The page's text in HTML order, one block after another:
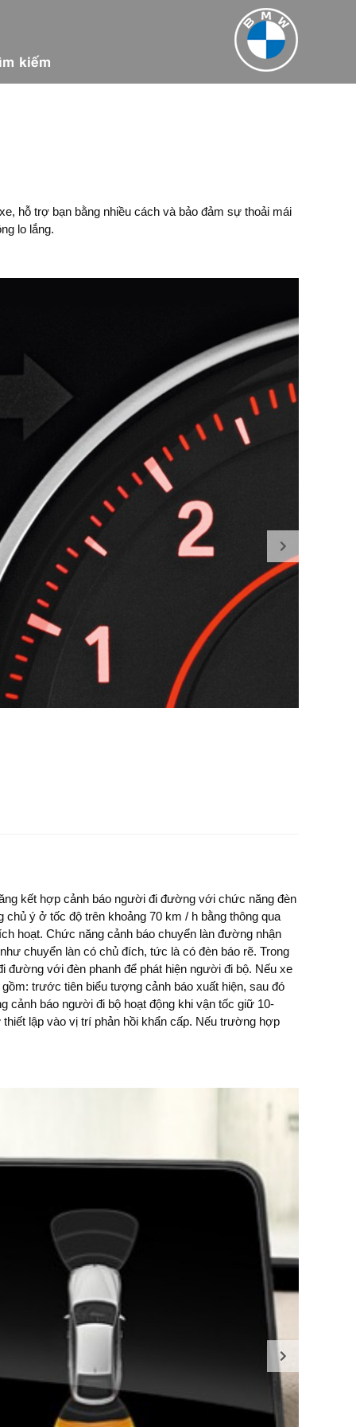
kiếm
hỗ trợ bạn bằng nhiều cách và bảo đảm sự thoải mái
lo lắng.
kết hợp cảnh báo người đi đường với chức năng đèn
ý ở tốc độ trên khoảng 70 km / h bằng thông qua
hoạt. Chức năng cảnh báo chuyển làn đường nhận
chuyển làn có chủ đích, tức là có đèn báo rẽ. Trong
đường với đèn phanh để phát hiện người đi bộ. Nếu xe
trước tiên biểu tượng cảnh báo xuất hiện, sau đó
cảnh báo người đi bộ hoạt động khi vận tốc giữ 10-
lập vào vị trí phản hồi khẩn cấp. Nếu trường hợp